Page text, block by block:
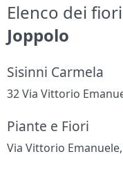
Elenco dei
Joppolo
Sisinni Carmela
32 Via Vittorio
Piante e Fiori
Via Vittorio